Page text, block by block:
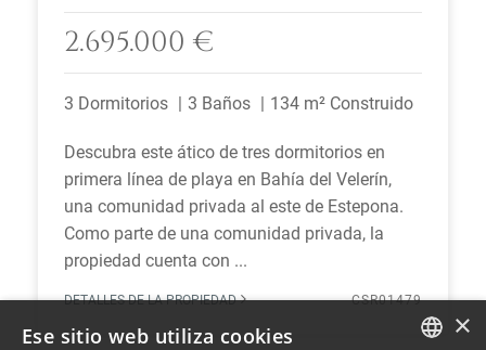
2.695.000 €
3 Dormitorios 3 Baños 134 m² Construido
Descubra este ático de tres dormitorios en
primera línea de playa en Bahía del Velerín,
una comunidad privada al este de Estepona.
Como parte de una comunidad privada, la
propiedad cuenta con ...
DETALLES DE LA PROPIEDAD CSR01479
×
Ese sitio web utiliza cookies